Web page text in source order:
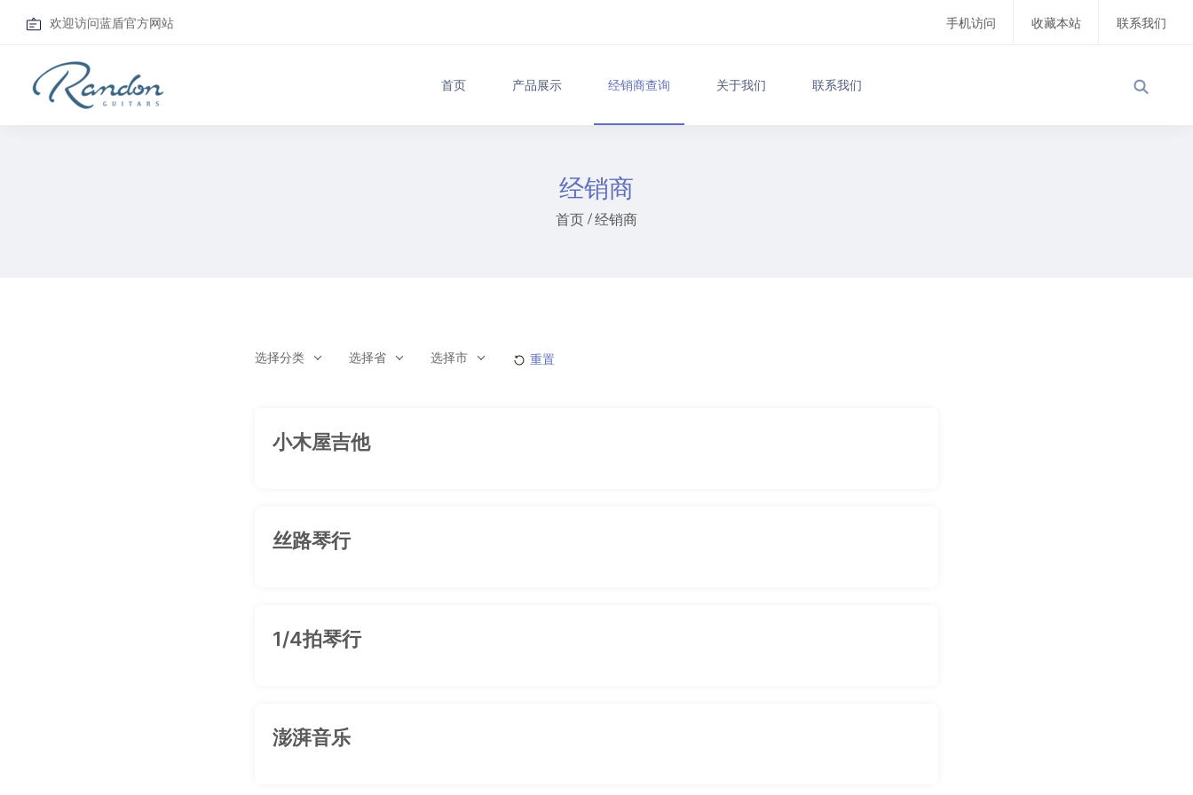
欢迎访问蓝盾官方网站 手机访问 收藏本站 联系我们
首页 产品展示 经销商查询 关于我们 联系我们
经销商
首页 经销商
选择分类 选择省 选择市 重置
小木屋吉他
丝路琴行
1/4拍琴行
澎湃音乐